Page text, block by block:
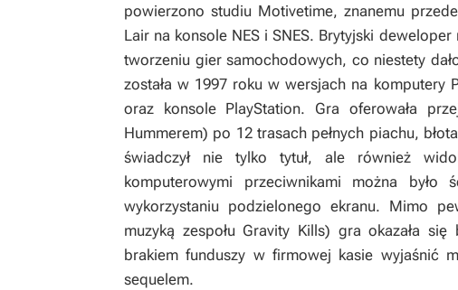
powierzono studiu Motivetime, znanemu
Lair na konsole NES i SNES. Brytyjski
tworzeniu gier samochodowych, co niestety
została w 1997 roku w wersjach na komputery
oraz konsole PlayStation. Gra oferowała
Hummerem) po 12 trasach pełnych piachu,
świadczył nie tylko tytuł, ale również
komputerowymi przeciwnikami można
wykorzystaniu podzielonego ekranu. Mimo
muzyką zespołu Gravity Kills) gra okazała
brakiem funduszy w firmowej kasie wyjaśnić
sequelem.